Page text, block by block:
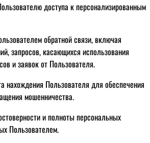
доступа к персонализированным
обратной связи, включая
запросов, касающихся использования
и заявок от Пользователя.
нахождения Пользователя для обеспечения
мошенничества.
и полноты персональных
Пользователем.